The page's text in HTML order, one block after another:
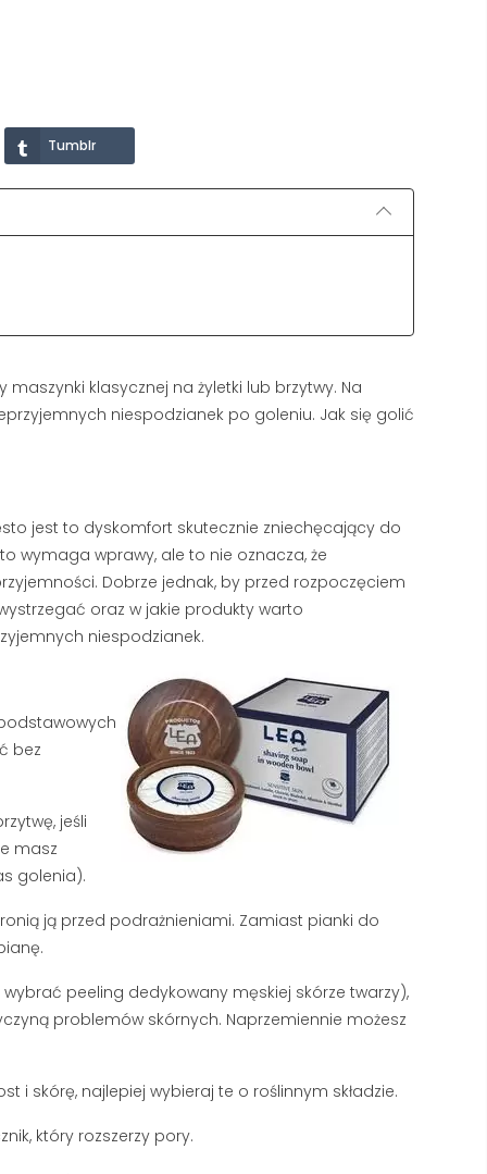
TWARDA WODA A GOLENIE
– DLACZEGO TWOJA
PIANA ZNIKA I JAK TO
318 wyświetlenia
Kupiłeś luksusowe mydło, ale
piana znika z Twojej twarzy w
kilka sekund? W większości
polskich domów problemem
nie...
Czytaj dalej
NAJLEPSZY KREM
SIERPIEŃ 2026
2957 wyświetlenia
Pierwsze linie na czole i
łapki to nie powód do
ale sygnał, że Twoja
potrzebuje
Tumblr
klasycznej na żyletki lub brzytwy. Na
niespodzianek po goleniu. Jak się golić
jest to dyskomfort skutecznie zniechęcający do
wymaga wprawy, ale to nie oznacza, że
Dobrze jednak, by przed rozpoczęciem
oraz w jakie produkty warto
niespodzianek.
bez
jeśli
masz
golenia).
ją przed podrażnieniami. Zamiast pianki do
peeling dedykowany męskiej skórze twarzy),
problemów skórnych. Naprzemiennie możesz
i skórę, najlepiej wybieraj te o roślinnym składzie.
który rozszerzy pory.